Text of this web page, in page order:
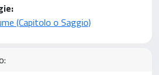
(Capitolo o Saggio)